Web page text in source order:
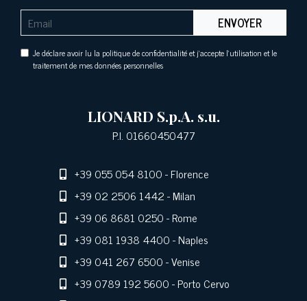
ENVOYER
Je déclare avoir lu la politique de confidentialité et j'accepte l'utilisation et le
traitement de mes données personnelles
LIONARD S.p.A. s.u.
P.I. 01660450477
+39 055 054 8100- Florence
+39 02 2506 1442- Milan
+39 06 8681 0250- Rome
+39 081 1938 4400- Naples
+39 041 267 6500- Venise
+39 0789 192 5600- Porto Cervo